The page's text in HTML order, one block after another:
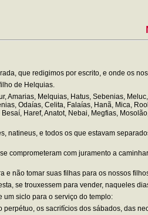
que redigimos por escrito, e onde os
de Helquias.
Amarias, Melquias, Hatus, Sebenias,
Odaías, Celita, Falaías, Hanã, Mica,
Haref, Anatot, Nebai, Megfias,
natineus, e todos os que estavam
comprometeram com juramento a
e não tomar suas filhas para os nossos
se trouxessem para vender, naqueles
um siclo para o serviço do templo:
os sacrifícios dos sábados, das